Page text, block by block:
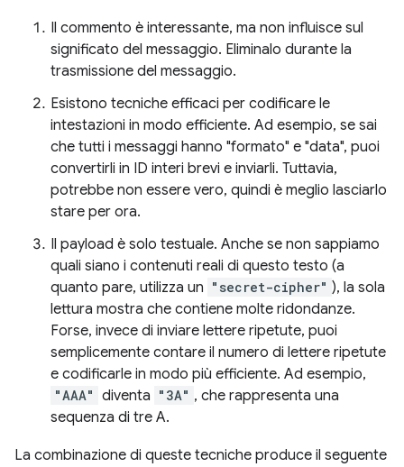
Il commento è interessante, ma non influisce sul
significato del messaggio. Eliminalo durante la
trasmissione del messaggio.
Esistono tecniche efficaci per codificare le
intestazioni in modo efficiente. Ad esempio, se sai
che tutti i messaggi hanno "formato" e "data", puoi
convertirli in ID interi brevi e inviarli. Tuttavia,
potrebbe non essere vero, quindi è meglio lasciarlo
stare per ora.
Il payload è solo testuale. Anche se non sappiamo
quali siano i contenuti reali di questo testo (a
quanto pare, utilizza un "secret-cipher" ), la sola
lettura mostra che contiene molte ridondanze.
Forse, invece di inviare lettere ripetute, puoi
semplicemente contare il numero di lettere ripetute
e codificarle in modo più efficiente. Ad esempio,
"AAA" diventa "3A" , che rappresenta una
sequenza di tre A.
La combinazione di queste tecniche produce il seguente